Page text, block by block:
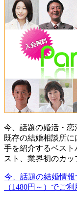
今、話題の婚活・恋
既存の結婚相談所
手を紹介するベス
スト、業界初のカッ
今、話題の結婚情
（1480円～）でご